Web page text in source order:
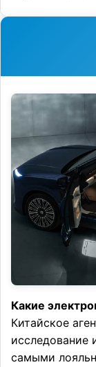
Какие
Китайское
исследование
самыми